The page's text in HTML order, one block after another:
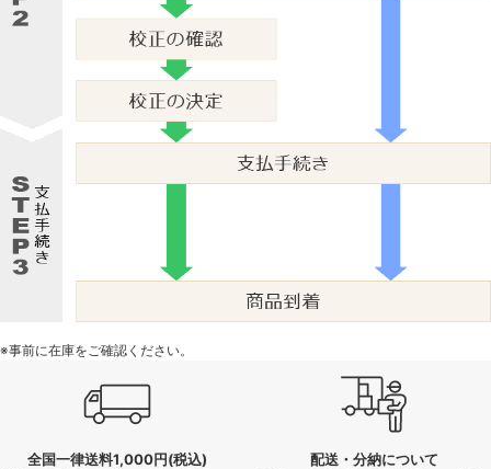
※事前に在庫をご確認ください。
全国一律送料1,000円(税込) 配送・分納について